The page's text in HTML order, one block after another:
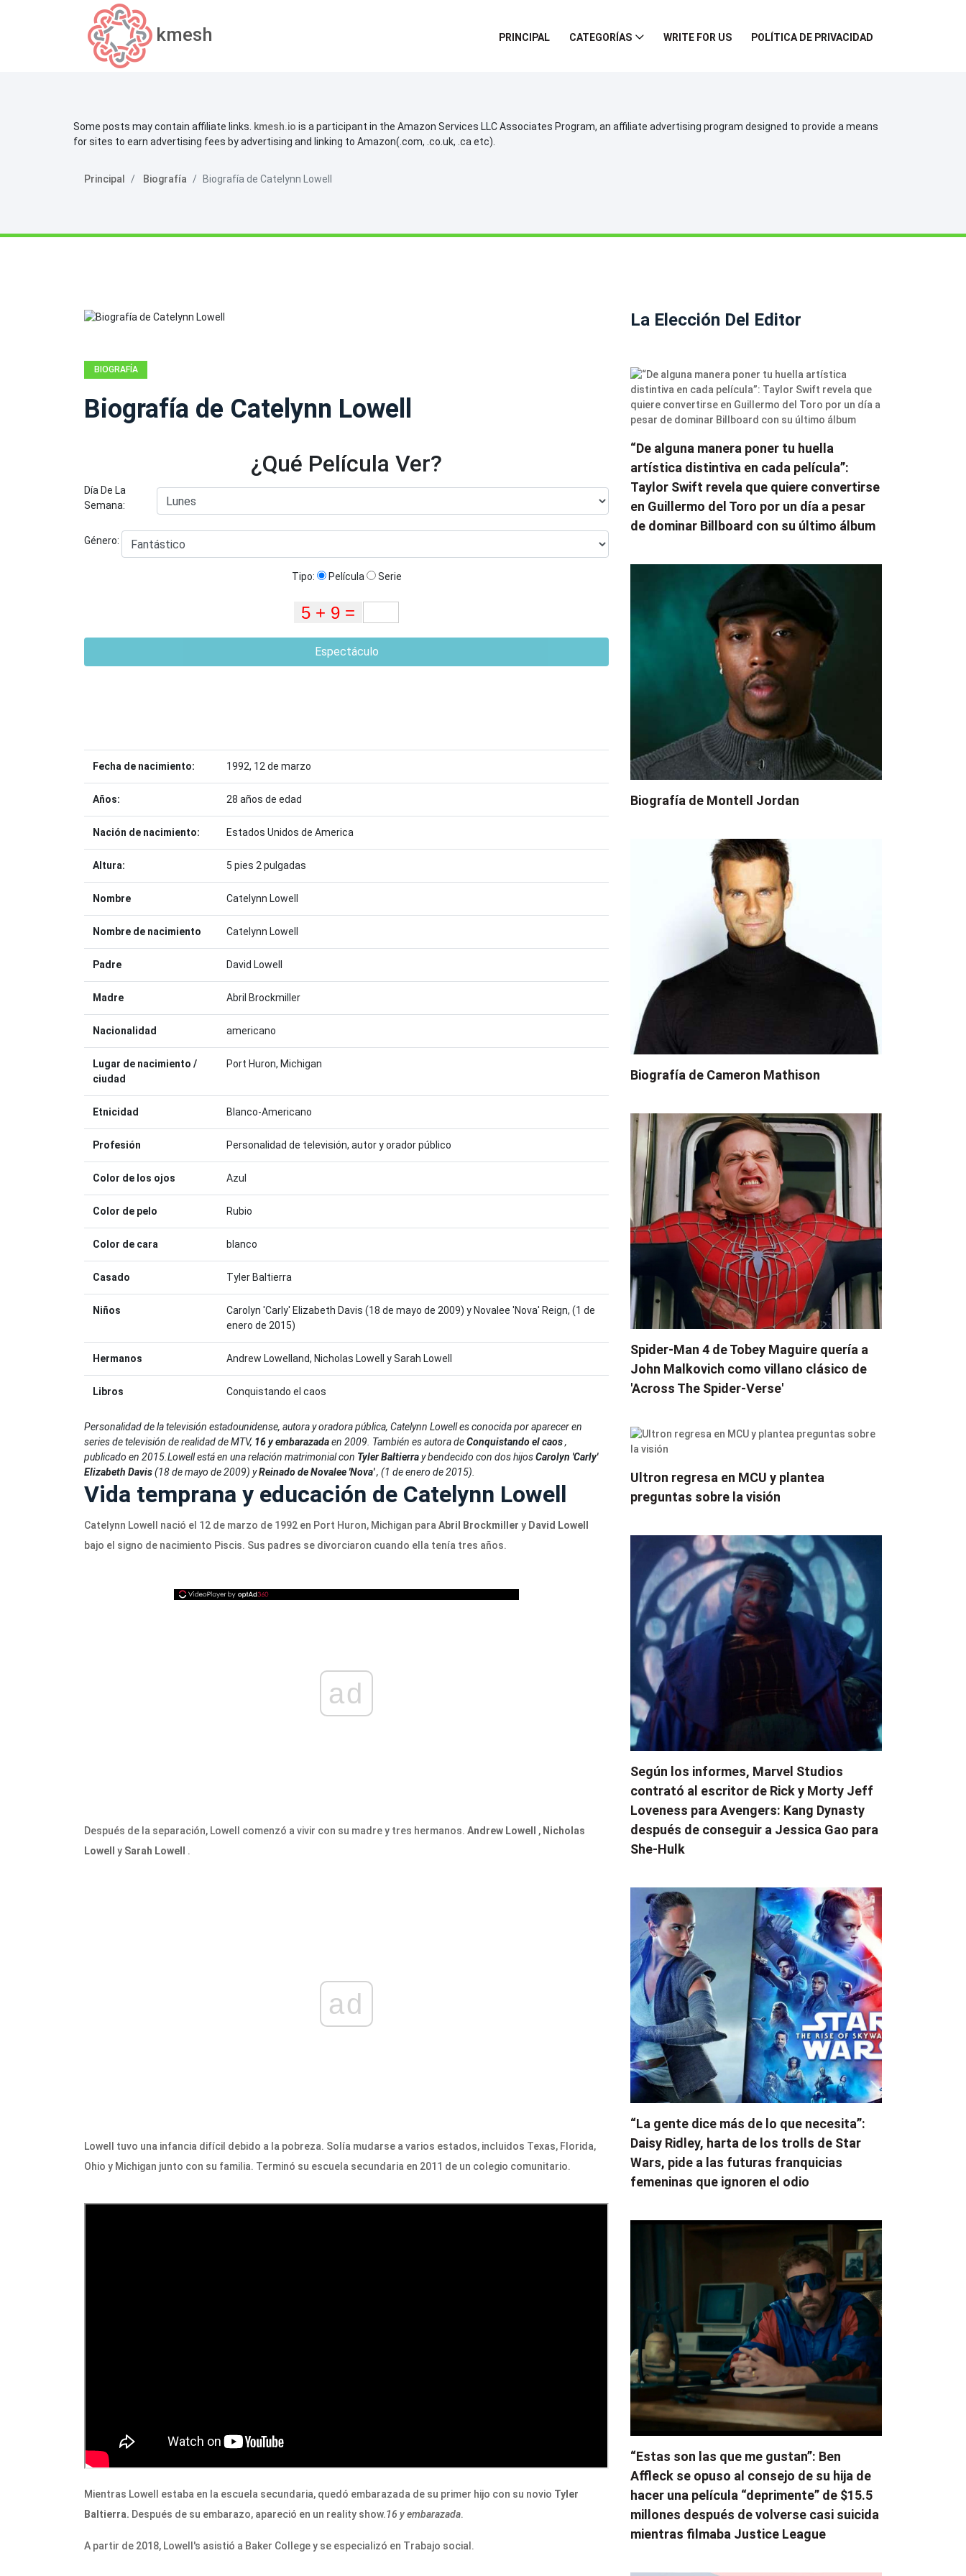
kmesh PRINCIPAL CATEGORÍAS WRITE FOR US POLÍTICA DE PRIVACIDAD
Some posts may contain affiliate links. kmesh.io is a participant in the Amazon Services LLC Associates Program, an affiliate advertising program designed to provide a means
for sites to earn advertising fees by advertising and linking to Amazon(.com, .co.uk, .ca etc).
Principal Biografía Biografía de Catelynn Lowell
BIOGRAFÍA
Biografía de Catelynn Lowell
¿Qué Película Ver?
Día De La
Semana:
Género:
Tipo: Película Serie
Espectáculo
Fecha de nacimiento: 1992, 12 de marzo
Años: 28 años de edad
Nación de nacimiento: Estados Unidos de America
Altura: 5 pies 2 pulgadas
Nombre Catelynn Lowell
Nombre de nacimiento Catelynn Lowell
Padre David Lowell
Madre Abril Brockmiller
Nacionalidad americano
Lugar de nacimiento /
ciudad
Port Huron, Michigan
Etnicidad Blanco-Americano
Profesión Personalidad de televisión, autor y orador público
Color de los ojos Azul
Color de pelo Rubio
Color de cara blanco
Casado Tyler Baltierra
Niños
Carolyn 'Carly' Elizabeth Davis (18 de mayo de 2009) y Novalee 'Nova' Reign, (1 de
enero de 2015)
Hermanos Andrew Lowelland, Nicholas Lowell y Sarah Lowell
Libros Conquistando el caos
Personalidad de la televisión estadounidense, autora y oradora pública, Catelynn Lowell es conocida por aparecer en
series de televisión de realidad de MTV, 16 y embarazadaen 2009. También es autora deConquistando el caos,
publicado en 2015. Lowell está en una relación matrimonial con Tyler Baltierray bendecido con dos hijosCarolyn 'Carly'
Elizabeth Davis(18 de mayo de 2009) yReinado de Novalee 'Nova', (1 de enero de 2015).
Vida temprana y educación de Catelynn Lowell
Catelynn Lowell nació el 12 de marzo de 1992 en Port Huron, Michigan para Abril Brockmiller y David Lowell
bajo el signo de nacimiento Piscis. Sus padres se divorciaron cuando ella tenía tres años.
ad
Después de la separación, Lowell comenzó a vivir con su madre y tres hermanos. Andrew Lowell , Nicholas
Lowell y Sarah Lowell .
ad
Lowell tuvo una infancia difícil debido a la pobreza. Solía ​​mudarse a varios estados, incluidos Texas, Florida,
Ohio y Michigan junto con su familia. Terminó su escuela secundaria en 2011 de un colegio comunitario.
Mientras Lowell estaba en la escuela secundaria, quedó embarazada de su primer hijo con su novio Tyler
Baltierra. Después de su embarazo, apareció en un reality show.16 y embarazada.
A partir de 2018, Lowell's asistió a Baker College y se especializó en Trabajo social.
La Elección Del Editor
“De alguna manera poner tu huella
artística distintiva en cada película”:
Taylor Swift revela que quiere convertirse
en Guillermo del Toro por un día a pesar
de dominar Billboard con su último álbum
Biografía de Montell Jordan
Biografía de Cameron Mathison
Spider-Man 4 de Tobey Maguire quería a
John Malkovich como villano clásico de
'Across The Spider-Verse'
Ultron regresa en MCU y plantea
preguntas sobre la visión
Según los informes, Marvel Studios
contrató al escritor de Rick y Morty Jeff
Loveness para Avengers: Kang Dynasty
después de conseguir a Jessica Gao para
She-Hulk
“La gente dice más de lo que necesita”:
Daisy Ridley, harta de los trolls de Star
Wars, pide a las futuras franquicias
femeninas que ignoren el odio
“Estas son las que me gustan”: Ben
Affleck se opuso al consejo de su hija de
hacer una película “deprimente” de $15.5
millones después de volverse casi suicida
mientras filmaba Justice League